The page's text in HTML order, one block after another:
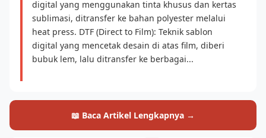
digital yang menggunakan tinta khusus dan kertas
sublimasi, ditransfer ke bahan polyester melalui
heat press. DTF (Direct to Film): Teknik sablon
digital yang mencetak desain di atas film, diberi
bubuk lem, lalu ditransfer ke berbagai...
📖 Baca Artikel Lengkapnya →